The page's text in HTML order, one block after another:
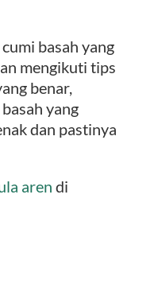
basah yang
mengikuti tips
benar,
yang
dan pastinya
aren di